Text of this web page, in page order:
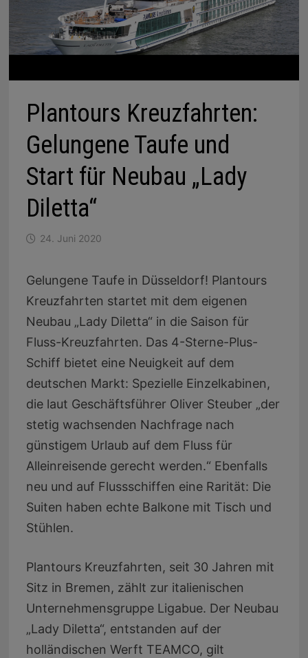
Plantours Kreuzfahrten:
Gelungene Taufe und
Start für Neubau „Lady
Diletta“
24. Juni 2020
Gelungene Taufe in Düsseldorf! Plantours
Kreuzfahrten startet mit dem eigenen
Neubau „Lady Diletta“ in die Saison für
Fluss-Kreuzfahrten. Das 4-Sterne-Plus-
Schiff bietet eine Neuigkeit auf dem
deutschen Markt: Spezielle Einzelkabinen,
die laut Geschäftsführer Oliver Steuber „der
stetig wachsenden Nachfrage nach
günstigem Urlaub auf dem Fluss für
Alleinreisende gerecht werden.“ Ebenfalls
neu und auf Flussschiffen eine Rarität: Die
Suiten haben echte Balkone mit Tisch und
Stühlen.
Plantours Kreuzfahrten, seit 30 Jahren mit
Sitz in Bremen, zählt zur italienischen
Unternehmensgruppe Ligabue. Der Neubau
„Lady Diletta“, entstanden auf der
holländischen Werft TEAMCO, gilt